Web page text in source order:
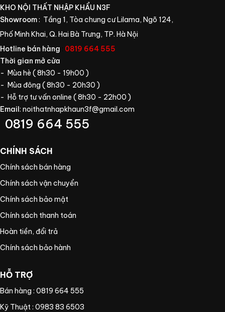
KHO NỘI THẤT NHẬP KHẨU N3F
Showroom: Tầng 1, Tòa chung cư Lilama, Ngõ 124,
Phố Minh Khai, Q. Hai Bà Trưng, TP. Hà Nội
Hotline bán hàng
0819 664 555
Thời gian mở cửa
- Mùa hè ( 8h30 - 19h00 )
- Mùa đông ( 8h30 - 20h30 )
- Hỗ trợ tư vấn online ( 8h30 - 22h00 )
Email: noithatnhapkhaun3f@gmail.com
0819 664 555
CHÍNH SÁCH
Chính sách bán hàng
Chính sách vận chuyển
Chính sách bảo mật
Chính sách thanh toán
Hoàn tiền, đổi trả
Chính sách bảo hành
HỖ TRỢ
Bán hàng : 0819 664 555
Kỹ Thuật : 0983 83 6503